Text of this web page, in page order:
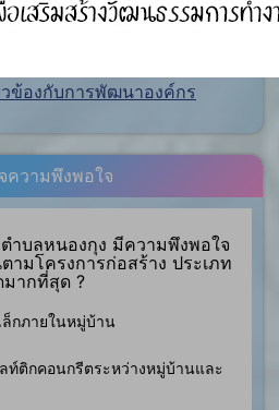
การณ์ที่องค์กรได้สั่งสมมา
หาที่องค์กรประสบอยู่ใน
ข้องกับการพัฒนาองค์กร
ความพึงพอใจ
ำบลหนองกุง มีความพึงพอใจ
ามโครงการก่อสร้าง ประเภท
มากที่สุด ?
กภายในหมู่บ้าน
ท์ติกคอนกรีตระหว่างหมู่บ้านและ